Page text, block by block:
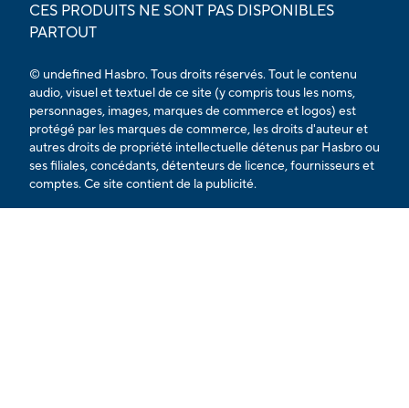
CES PRODUITS NE SONT PAS DISPONIBLES
PARTOUT
© undefined Hasbro. Tous droits réservés. Tout le contenu
audio, visuel et textuel de ce site (y compris tous les noms,
personnages, images, marques de commerce et logos) est
protégé par les marques de commerce, les droits d'auteur et
autres droits de propriété intellectuelle détenus par Hasbro ou
ses filiales, concédants, détenteurs de licence, fournisseurs et
comptes. Ce site contient de la publicité.